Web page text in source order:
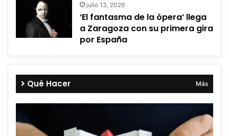
julio 13, 2026
‘El fantasma de la ópera’ llega
a Zaragoza con su primera gira
por España
Qué Hacer Más